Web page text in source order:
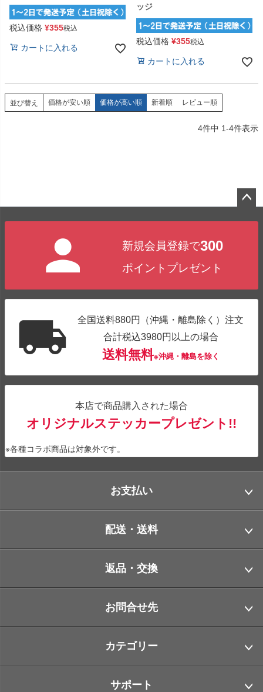
税込価格 ¥355税込
カートに入れる
ッジ
税込価格 ¥355税込
カートに入れる
並び替え 価格が安い順 価格が高い順 新着順 レビュー順
4件中 1-4件表示
新規会員登録で300
ポイントプレゼント
全国送料880円（沖縄・離島除く）注文
合計税込3980円以上の場合
送料無料※沖縄・離島を除く
本店で商品購入された場合
オリジナルステッカープレゼント!!
※各種コラボ商品は対象外です。
お支払い
配送・送料
返品・交換
お問合せ先
カテゴリー
サポート